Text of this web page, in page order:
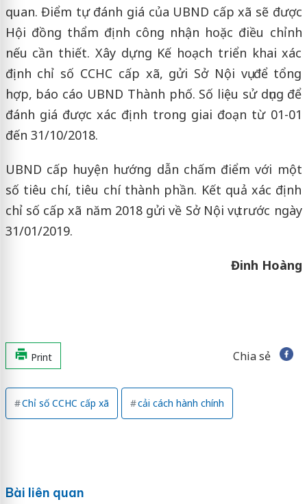
quan. Điểm tự đánh giá của UBND cấp xã sẽ được
Hội đồng thẩm định công nhận hoặc điều chỉnh
nếu cần thiết. Xây dựng Kế hoạch triển khai xác
định chỉ số CCHC cấp xã, gửi Sở Nội vụ để tổng
hợp, báo cáo UBND Thành phố. Số liệu sử dụng để
đánh giá được xác định trong giai đoạn từ 01-01
đến 31/10/2018.
UBND cấp huyện hướng dẫn chấm điểm với một
số tiêu chí, tiêu chí thành phần. Kết quả xác định
chỉ số cấp xã năm 2018 gửi về Sở Nội vụ trước ngày
31/01/2019.
Đinh Hoàng
Print Chia sẻ
Chỉ số CCHC cấp xã cải cách hành chính
Bài liên quan